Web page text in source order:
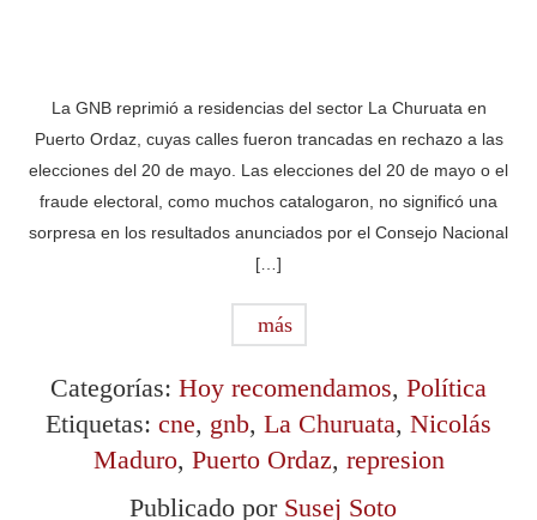
La GNB reprimió a residencias del sector La Churuata en
Puerto Ordaz, cuyas calles fueron trancadas en rechazo a las
elecciones del 20 de mayo. Las elecciones del 20 de mayo o el
fraude electoral, como muchos catalogaron, no significó una
sorpresa en los resultados anunciados por el Consejo Nacional
[…]
más
Categorías: Hoy recomendamos, Política
Etiquetas: cne, gnb, La Churuata, Nicolás
Maduro, Puerto Ordaz, represion
Publicado por Susej Soto